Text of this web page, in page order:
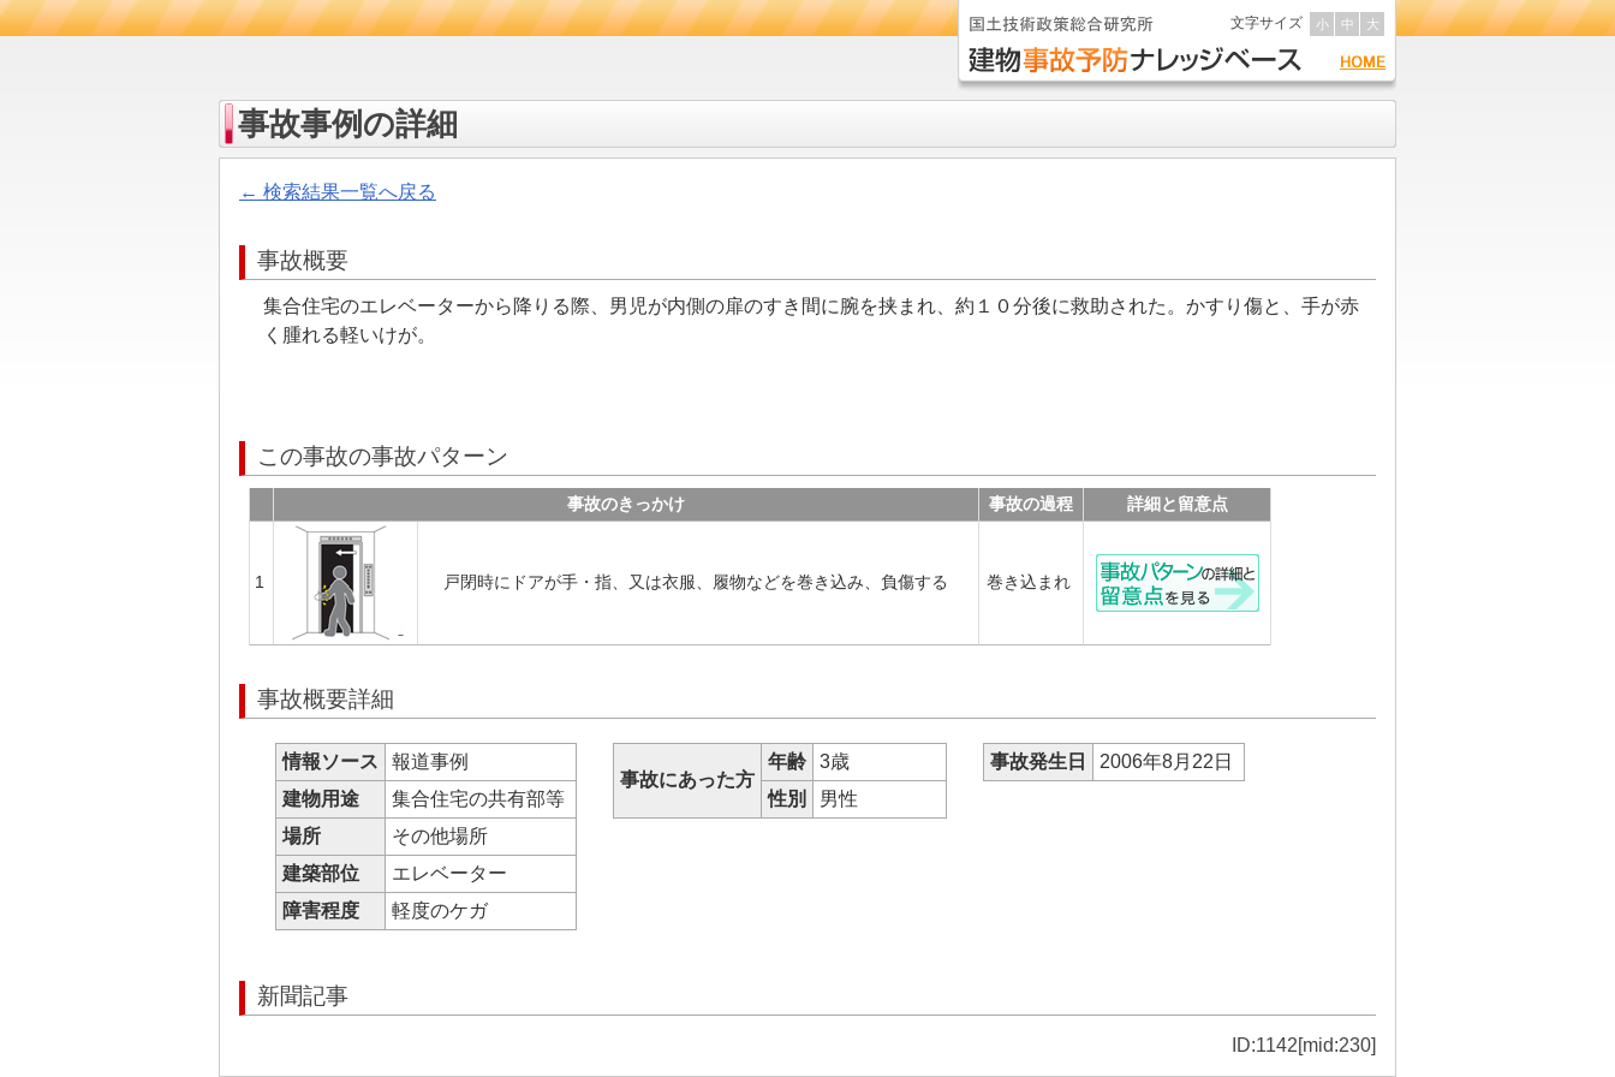
文字サイズ 小 中 大
事故事例の詳細
← 検索結果一覧へ戻る
事故概要
集合住宅のエレベーターから降りる際、男児が内側の扉のすき間に腕を挟まれ、約１０分後に救助された。かすり傷と、手が赤
く腫れる軽いけが。
この事故の事故パターン
事故のきっかけ 事故の過程 詳細と留意点
1 戸閉時にドアが手・指、又は衣服、履物などを巻き込み、負傷する 巻き込まれ
事故概要詳細
情報ソース
報道事例
建物用途
集合住宅の共有部等
場所
その他場所
建築部位
エレベーター
障害程度
軽度のケガ
事故にあった方
年齢
3歳
性別
男性
事故発生日 2006年8月22日
新聞記事
ID:1142[mid:230]